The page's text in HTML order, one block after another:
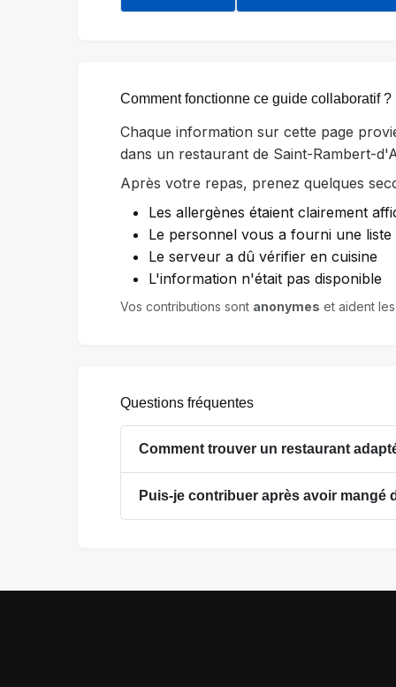
Comment fonctionne ce guide collaboratif ?
Chaque information sur cette page
dans un restaurant de Saint-Rambert-
Après votre repas, prenez quelques
Les allergènes étaient clairement
Le personnel vous a fourni une liste
Le serveur a dû vérifier en cuisine
L'information n'était pas disponible
Vos contributions sont anonymes et aident
Questions fréquentes
Comment trouver un restaurant
Puis-je contribuer après avoir mangé